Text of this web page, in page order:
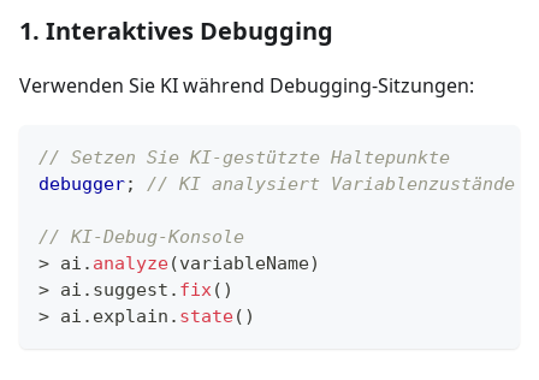
1. Interaktives Debugging
Verwenden Sie KI während Debugging-Sitzungen:
// Setzen Sie KI-gestützte Haltepunkte
debugger; // KI analysiert Variablenzustände
// KI-Debug-Konsole
> ai . analyze(variableName)
> ai . suggest . fix( )
> ai . explain . state( )